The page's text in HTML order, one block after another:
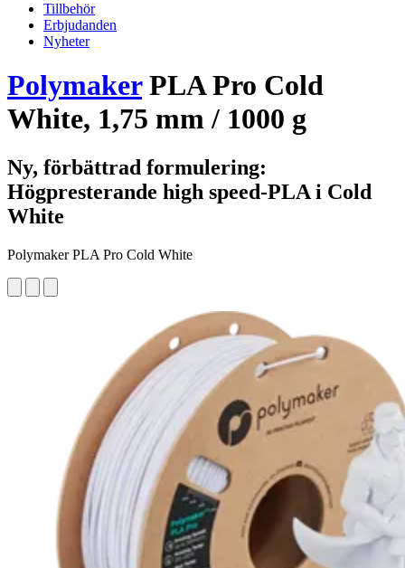
Tillbehör
Erbjudanden
Nyheter
PolymakerPLA Pro Cold
White, 1,75 mm / 1000 g
Ny, förbättrad formulering:
Högpresterande high speed-PLA i Cold
White
Polymaker PLA Pro Cold White